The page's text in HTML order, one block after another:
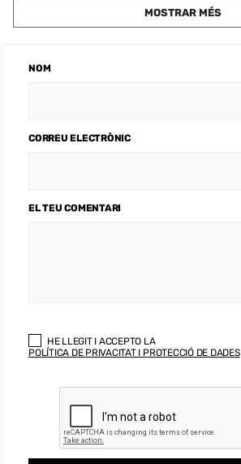
MOSTRAR MÉS
NOM
CORREU ELECTRÒNIC
EL TEU COMENTARI
HE LLEGIT I ACCEPTO LA
POLÍTICA DE PRIVACITAT I PROTECCIÓ DE DADES